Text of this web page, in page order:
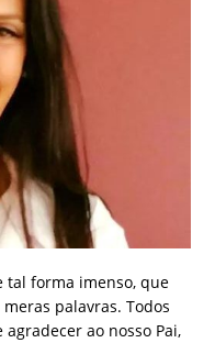
tal forma imenso, que
palavras. Todos
ao nosso Pai,